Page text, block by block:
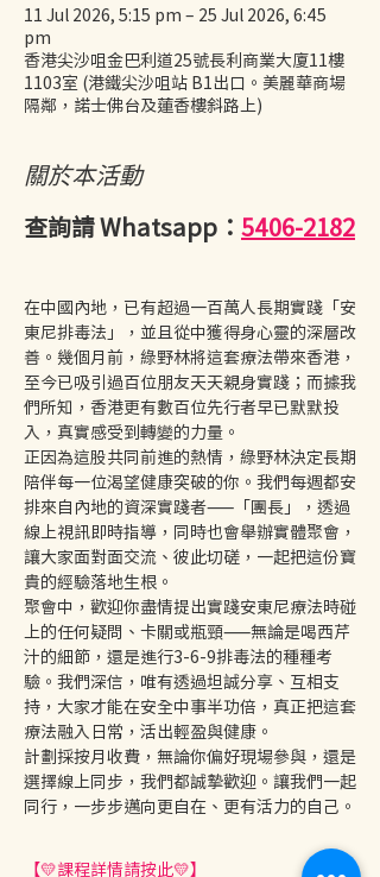
11 Jul 2026, 5:15 pm – 25 Jul 2026, 6:45
pm
香港尖沙咀金巴利道25號長利商業大廈11樓
1103室 (港鐵尖沙咀站 B1出口。美麗華商場
隔鄰，諾士佛台及蓮香樓斜路上)
關於本活動
查詢請 Whatsapp： 5406-2182
在中國內地，已有超過一百萬人長期實踐「安
東尼排毒法」，並且從中獲得身心靈的深層改
善。幾個月前，綠野林將這套療法帶來香港，
至今已吸引過百位朋友天天親身實踐；而據我
們所知，香港更有數百位先行者早已默默投
入，真實感受到轉變的力量。
正因為這股共同前進的熱情，綠野林決定長期
陪伴每一位渴望健康突破的你。我們每週都安
排來自內地的資深實踐者——「團長」，透過
線上視訊即時指導，同時也會舉辦實體聚會，
讓大家面對面交流、彼此切磋，一起把這份寶
貴的經驗落地生根。
聚會中，歡迎你盡情提出實踐安東尼療法時碰
上的任何疑問、卡關或瓶頸——無論是喝西芹
汁的細節，還是進行3-6-9排毒法的種種考
驗。我們深信，唯有透過坦誠分享、互相支
持，大家才能在安全中事半功倍，真正把這套
療法融入日常，活出輕盈與健康。
計劃採按月收費，無論你偏好現場參與，還是
選擇線上同步，我們都誠摯歡迎。讓我們一起
同行，一步步邁向更自在、更有活力的自己。
【💛課程詳情請按此💛】